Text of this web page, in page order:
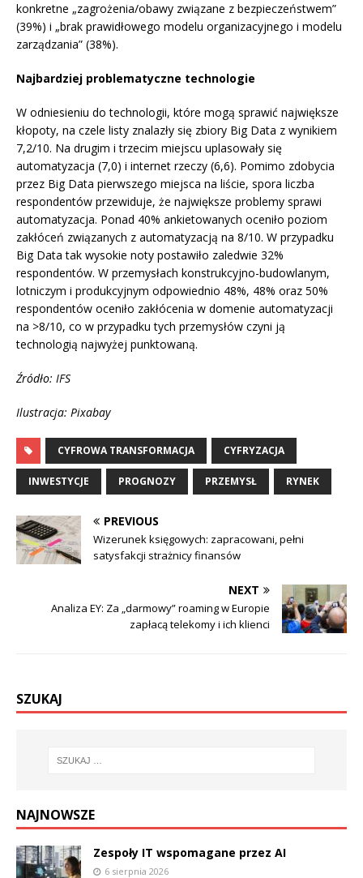
konkretne „zagrożenia/obawy związane z bezpieczeństwem”
(39%) i „brak prawidłowego modelu organizacyjnego i modelu
zarządzania” (38%).
Najbardziej problematyczne technologie
W odniesieniu do technologii, które mogą sprawić największe
kłopoty, na czele listy znalazły się zbiory Big Data z wynikiem
7,2/10. Na drugim i trzecim miejscu uplasowały się
automatyzacja (7,0) i internet rzeczy (6,6). Pomimo zdobycia
przez Big Data pierwszego miejsca na liście, spora liczba
respondentów przewiduje, że największe problemy sprawi
automatyzacja. Ponad 40% ankietowanych oceniło poziom
zakłóceń związanych z automatyzacją na 8/10. W przypadku
Big Data tak wysokie noty postawiło zaledwie 32%
respondentów. W przemysłach konstrukcyjno-budowlanym,
lotniczym i produkcyjnym odpowiednio 48%, 48% oraz 50%
respondentów oceniło zakłócenia w domenie automatyzacji
na >8/10, co w przypadku tych przemysłów czyni ją
technologią najwyżej punktowaną.
Źródło: IFS
Ilustracja: Pixabay
CYFROWA TRANSFORMACJA CYFRYZACJA
INWESTYCJE PROGNOZY PRZEMYSŁ RYNEK
PREVIOUS
Wizerunek księgowych: zapracowani, pełni
satysfakcji strażnicy finansów
NEXT
Analiza EY: Za „darmowy” roaming w Europie
zapłacą telekomy i ich klienci
SZUKAJ
NAJNOWSZE
Zespoły IT wspomagane przez AI
6 sierpnia 2026